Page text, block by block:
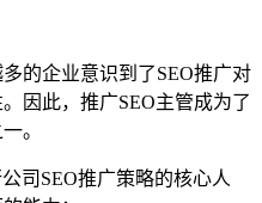
的企业意识到了SEO推广对
因此，推广SEO主管成为了
。
司SEO推广策略的核心人